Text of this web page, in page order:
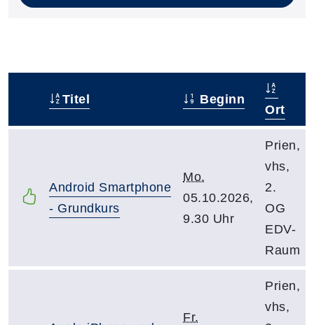
Titel Beginn
Ort
Android Smartphone
- Grundkurs
Mo.
05.10.2026,
9.30 Uhr
Prien,
vhs,
2.
OG
EDV-
Raum
Fr.
Prien,
vhs,